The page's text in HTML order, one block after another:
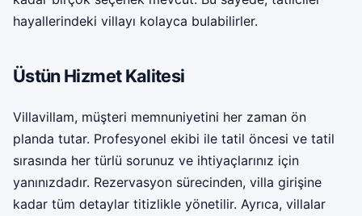
hayallerindeki villayı kolayca bulabilirler.
Üstün Hizmet Kalitesi
Villavillam, müşteri memnuniyetini her zaman ön
planda tutar. Profesyonel ekibi ile tatil öncesi ve tatil
sırasında her türlü sorunuz ve ihtiyaçlarınız için
yanınızdadır. Rezervasyon sürecinden, villa girişine
kadar tüm detaylar titizlikle yönetilir. Ayrıca, villalar